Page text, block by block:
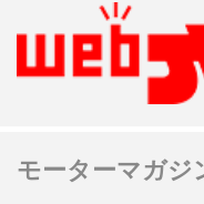
モーターマガジ